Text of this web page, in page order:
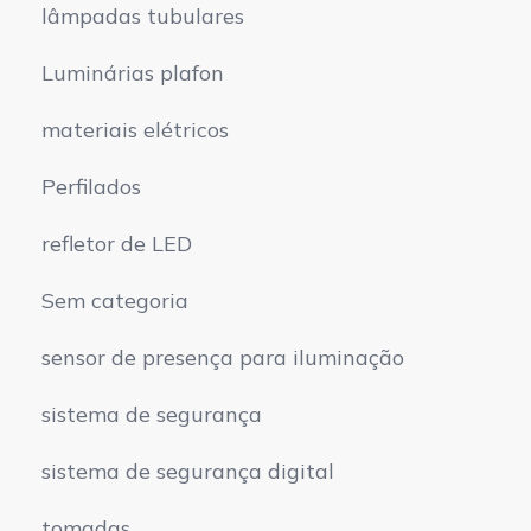
lâmpadas tubulares
Luminárias plafon
materiais elétricos
Perfilados
refletor de LED
Sem categoria
sensor de presença para iluminação
sistema de segurança
sistema de segurança digital